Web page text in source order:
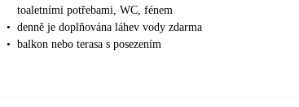
toaletními potřebami, WC, fénem
• denně je doplňována láhev vody zdarma
• balkon nebo terasa s posezením